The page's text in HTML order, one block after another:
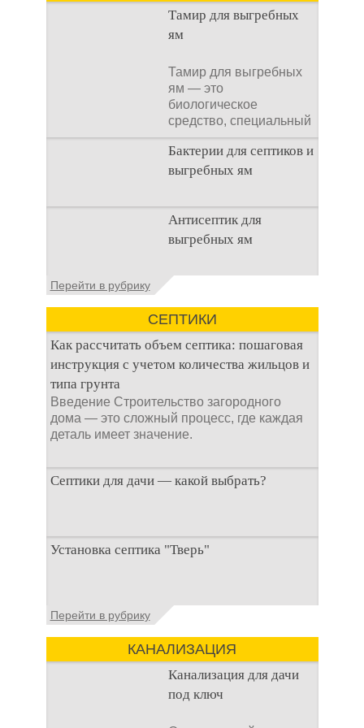
Тамир для выгребных
ям
Тамир для выгребных
ям — это
биологическое
средство, специальный
концентрат, который
используется
Бактерии для септиков и
выгребных ям
Очистка
канализационного
стока или выгребной
не самым приятным
Антисептик для
выгребных ям
Общие сведения об
Антисептик для
выгребных ям – это
специальные
Перейти в рубрику
СЕПТИКИ
Как рассчитать объем септика: пошаговая
инструкция с учетом количества жильцов и
типа грунта
Введение Строительство загородного
дома — это сложный процесс, где каждая
деталь имеет значение.
Септики для дачи — какой выбрать?
При строительстве дачи одной из
первоочередных задач становится
Установка септика "Тверь"
Установка септика Тверь - важнейший
аспект утилизации сточных вод в частных
домах и на загородных
Перейти в рубрику
КАНАЛИЗАЦИЯ
Канализация для дачи
под ключ